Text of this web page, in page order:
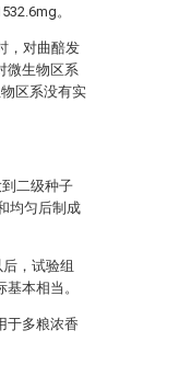
。
，对曲醅发
微生物区系
区系没有实
二级种子
均匀后制成
，试验组
本相当。
于多粮浓香